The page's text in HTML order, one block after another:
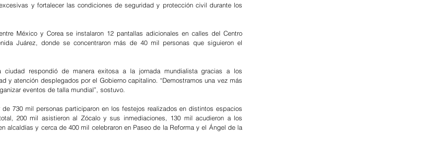
y fortalecer las condiciones de seguridad y protección civil durante los
México y Corea se instalaron 12 pantallas adicionales en calles del Centro
Juárez, donde se concentraron más de 40 mil personas que siguieron el
ciudad respondió de manera exitosa a la jornada mundialista gracias a los
y atención desplegados por el Gobierno capitalino. “Demostramos una vez más
eventos de talla mundial”, sostuvo.
730 mil personas participaron en los festejos realizados en distintos espacios
200 mil asistieron al Zócalo y sus inmediaciones, 130 mil acudieron a los
alcaldías y cerca de 400 mil celebraron en Paseo de la Reforma y el Ángel de la